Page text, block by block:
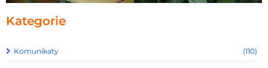
Kategorie
Komunikaty (110)